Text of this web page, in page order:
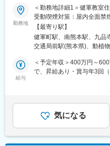
・経営戦略：当社は市場
の売上は146億円と全国ト
や学習における診断システ
の展開も行っています。
（3）保護者対応…学習状
告
また、自宅での学習状況や
施し、子どもたちへの関わ
■サポート体制：
◇現場での研修制度（OJT
ど）
■働き方：
・年間休日110日、長期休
日
当社が運営する個別指導
学生・中学生・高校生を対
に幅広く携わっていただき
標に応じたきめ細やかな指
務も行います。
■業務詳細
1回の授業で担当する生徒
室の運営補佐業務では、企
も身につけられます。入社
学、明光義塾独自の研修を
勤務地
＜勤務地詳細1＞健軍教室
受動喫煙対策：屋内全面禁
県熊本市南区良町2丁目8
全面禁煙＜勤務地詳細3＞
屋敷３－９－２６ アクシス
【最寄り駅】
健軍町駅、南熊本駅、九品
交通局前駅(熊本県)、動植
給与
＜予定年収＞400万円～
で、昇給あり・賞与年3回
与：年2回(8,12月)賃金は
じて上下する可能性があり
記です。
気になる